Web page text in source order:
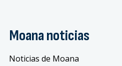
Moana noticias
Noticias de Moana